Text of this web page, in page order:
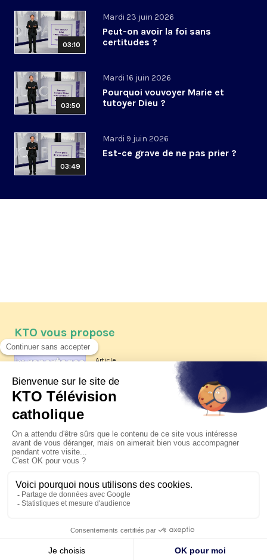
03:10
Mardi 23 juin 2026
Peut-on avoir la foi sans
certitudes ?
03:50
Mardi 16 juin 2026
Pourquoi vouvoyer Marie et
tutoyer Dieu ?
03:49
Mardi 9 juin 2026
Est-ce grave de ne pas prier ?
KTO vous propose
Article
Les reportages d'été 2026 de KTO
La visite pastorale du pape Léon
XIV à Assise à suivre sur KTO le
jeudi 6 août
Le pape en Uruguay, Argentine et
Pérou du 6 au 17 novembre 2026
© KTO 2026 — Mentions légales